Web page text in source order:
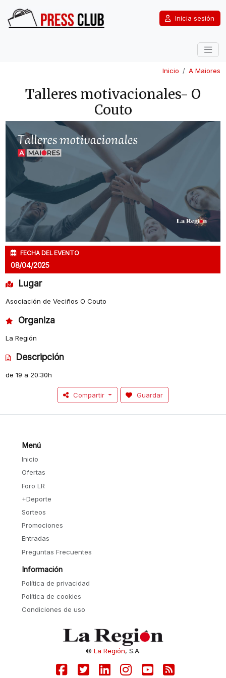
Inicia sesión
Inicio A Maiores
Talleres motivacionales- O
Couto
FECHA DEL EVENTO
08/04/2025
Lugar
Asociación de Veciños O Couto
Organiza
La Región
Descripción
de 19 a 20:30h
Compartir Guardar
Menú
Inicio
Ofertas
Foro LR
+Deporte
Sorteos
Promociones
Entradas
Preguntas Frecuentes
Información
Política de privacidad
Política de cookies
Condiciones de uso
© La Región, S.A.